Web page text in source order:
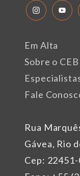
Rua
Gávea, Rio
Cep:
Em Alta
Sobre o
Fale